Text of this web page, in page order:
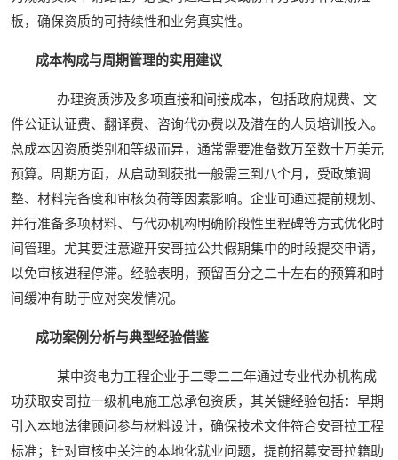
板，确保资质的可持续性和业务真实性。
成本构成与周期管理的实用建议
办理资质涉及多项直接和间接成本，包括政府规费、文
件公证认证费、翻译费、咨询代办费以及潜在的人员培训投入。
总成本因资质类别和等级而异，通常需要准备数万至数十万美元
预算。周期方面，从启动到获批一般需三到八个月，受政策调
整、材料完备度和审核负荷等因素影响。企业可通过提前规划、
并行准备多项材料、与代办机构明确阶段性里程碑等方式优化时
间管理。尤其要注意避开安哥拉公共假期集中的时段提交申请，
以免审核进程停滞。经验表明，预留百分之二十左右的预算和时
间缓冲有助于应对突发情况。
成功案例分析与典型经验借鉴
某中资电力工程企业于二零二二年通过专业代办机构成
功获取安哥拉一级机电施工总承包资质，其关键经验包括：早期
引入本地法律顾问参与材料设计，确保技术文件符合安哥拉工程
标准；针对审核中关注的本地化就业问题，提前招募安哥拉籍助